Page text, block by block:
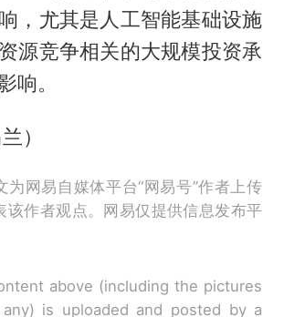
，尤其是人工智能基础设施
源竞争相关的大规模投资承
响。
）
为网易自媒体平台“网易号”作者上传
该作者观点。网易仅提供信息发布平
above (including the pictures
is uploaded and posted by a